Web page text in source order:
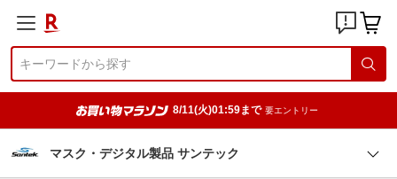
8/11(火)01:59まで 要エントリー
マスク・デジタル製品 サンテック